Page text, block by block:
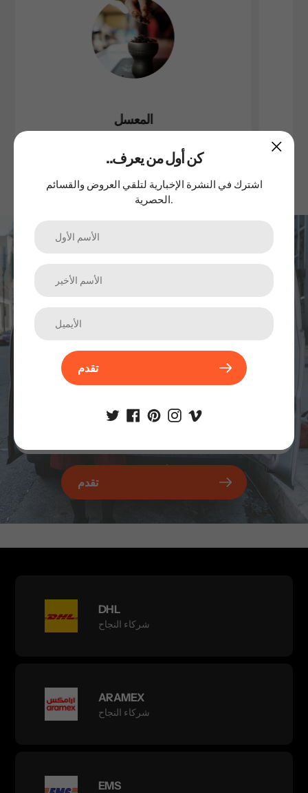
المعسل
اشترك في نشرتنا الإخبارية
الترقيات والمنتجات الجديدة والمبيعات. مباشرة إلى صندوق الوارد
تقدم
DHL
شركاء النجاح
ARAMEX
شركاء النجاح
EMS
..كن أول من يعرف
اشترك في النشرة الإخبارية لتلقي العروض والقسائم
الحصرية.
تقدم